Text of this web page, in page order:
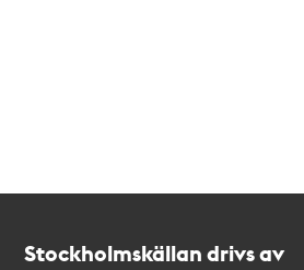
Stockholmskällan drivs av